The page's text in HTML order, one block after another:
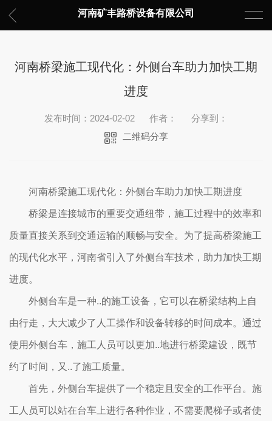
河南矿丰路桥设备有限公司
河南桥梁施工现代化：外侧台车助力加快工期
进度
发布时间：2024-02-02 作者：
分享到：
二维码分享
河南桥梁施工现代化：外侧台车助力加快工期进度
桥梁是连接城市的重要交通纽带，施工过程中的效率和
质量直接关系到交通运输的顺畅与安全。为了提高桥梁施工
的现代化水平，河南省引入了外侧台车技术，助力加快工期
进度。
外侧台车是一种..的施工设备，它可以在桥梁结构上自
由行走，大大减少了人工操作和设备转移的时间成本。通过
使用外侧台车，施工人员可以更加..地进行桥梁建设，既节
约了时间，又..了施工质量。
首先，外侧台车提供了一个稳定且安全的工作平台。施
工人员可以站在台车上进行各种作业，不需要爬梯子或者使